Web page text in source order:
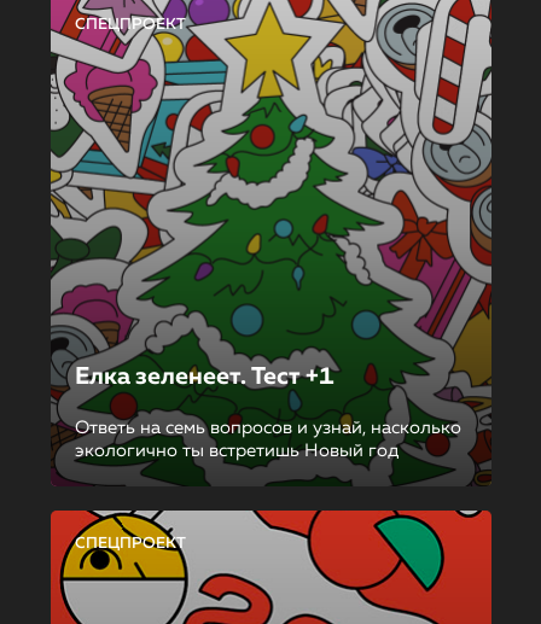
СПЕЦПРОЕКТ
Елка зеленеет. Тест +1
Ответь на семь вопросов и узнай, насколько
экологично ты встретишь Новый год
СПЕЦПРОЕКТ